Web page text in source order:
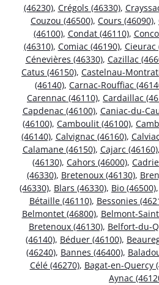
(46230), Crégols (46330),
Couzou (46500), Cours (46090),
(46100), Condat (46110),
(46310), Comiac (46190), Cieurac
Cénevières (46330), Cazillac
Catus (46150), Castelnau-
(46140), Carnac-Rouffiac
Carennac (46110), Cardaillac
Capdenac (46100), Caniac-du-
(46100), Camboulit (46100),
(46140), Calvignac (46160),
Calamane (46150), Cajarc (46160),
(46130), Cahors (46000),
(46330), Bretenoux (46130),
(46330), Blars (46330), Bio (46500),
Bétaille (46110), Bessonies
Belmontet (46800), Belmont-
Bretenoux (46130), Belfort-du-
(46140), Béduer (46100),
(46240), Bannes (46400),
Célé (46270), Bagat-en-Quercy
Aynac